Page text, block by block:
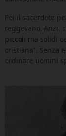
Poi il sacerdote
reggevano. Anzi,
piccoli ma solidi
cristiana”. Senza
ordinare uomini